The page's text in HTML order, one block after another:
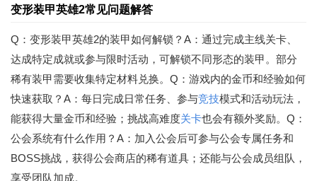
变形装甲英雄2常见问题解答
Q：变形装甲英雄2的装甲如何解锁？A：通过完成主线关卡、
达成特定成就或参与限时活动，可解锁不同形态的装甲。部分
稀有装甲需要收集特定材料兑换。Q：游戏内的金币和经验如何
快速获取？A：每日完成日常任务、参与竞技模式和活动玩法，
能获得大量金币和经验；挑战高难度关卡也会有额外奖励。Q：
公会系统有什么作用？A：加入公会后可参与公会专属任务和
BOSS挑战，获得公会商店的稀有道具；还能与公会成员组队，
享受团队加成。